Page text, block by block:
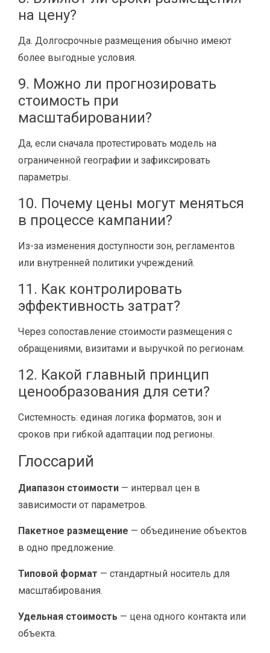
на цену?
Да. Долгосрочные размещения обычно имеют
более выгодные условия.
9. Можно ли прогнозировать
стоимость при
масштабировании?
Да, если сначала протестировать модель на
ограниченной географии и зафиксировать
параметры.
10. Почему цены могут меняться
в процессе кампании?
Из-за изменения доступности зон, регламентов
или внутренней политики учреждений.
11. Как контролировать
эффективность затрат?
Через сопоставление стоимости размещения с
обращениями, визитами и выручкой по регионам.
12. Какой главный принцип
ценообразования для сети?
Системность: единая логика форматов, зон и
сроков при гибкой адаптации под регионы.
Глоссарий
Диапазон стоимости — интервал цен в
зависимости от параметров.
Пакетное размещение — объединение объектов
в одно предложение.
Типовой формат — стандартный носитель для
масштабирования.
Удельная стоимость — цена одного контакта или
объекта.